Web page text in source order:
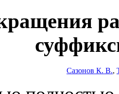
Сазонов К. В.,